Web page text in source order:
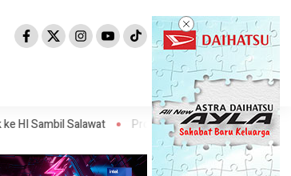
Prof Tjandra: Varian Omicron Mungkin Berdampak